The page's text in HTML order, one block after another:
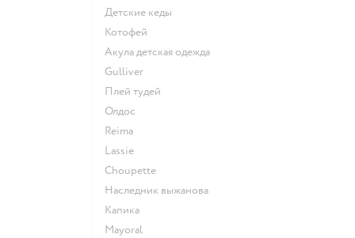
Детские кеды
Котофей
Акула детская одежда
Gulliver
Плей тудей
Олдос
Reima
Lassie
Choupette
Наследник выжанова
Капика
Mayoral